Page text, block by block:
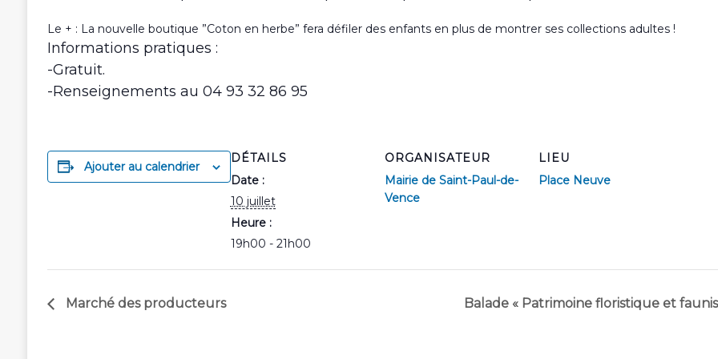
Le + : La nouvelle boutique ”Coton en herbe” fera défiler des enfants en plus de montrer ses collections adultes !
Informations pratiques :
-Gratuit.
-Renseignements au 04 93 32 86 95
Ajouter au calendrier
DÉTAILS
Date :
10 juillet
Heure :
19h00 - 21h00
ORGANISATEUR
Mairie de Saint-Paul-de-
Vence
LIEU
Place Neuve
Marché des producteurs Balade « Patrimoine floristique et